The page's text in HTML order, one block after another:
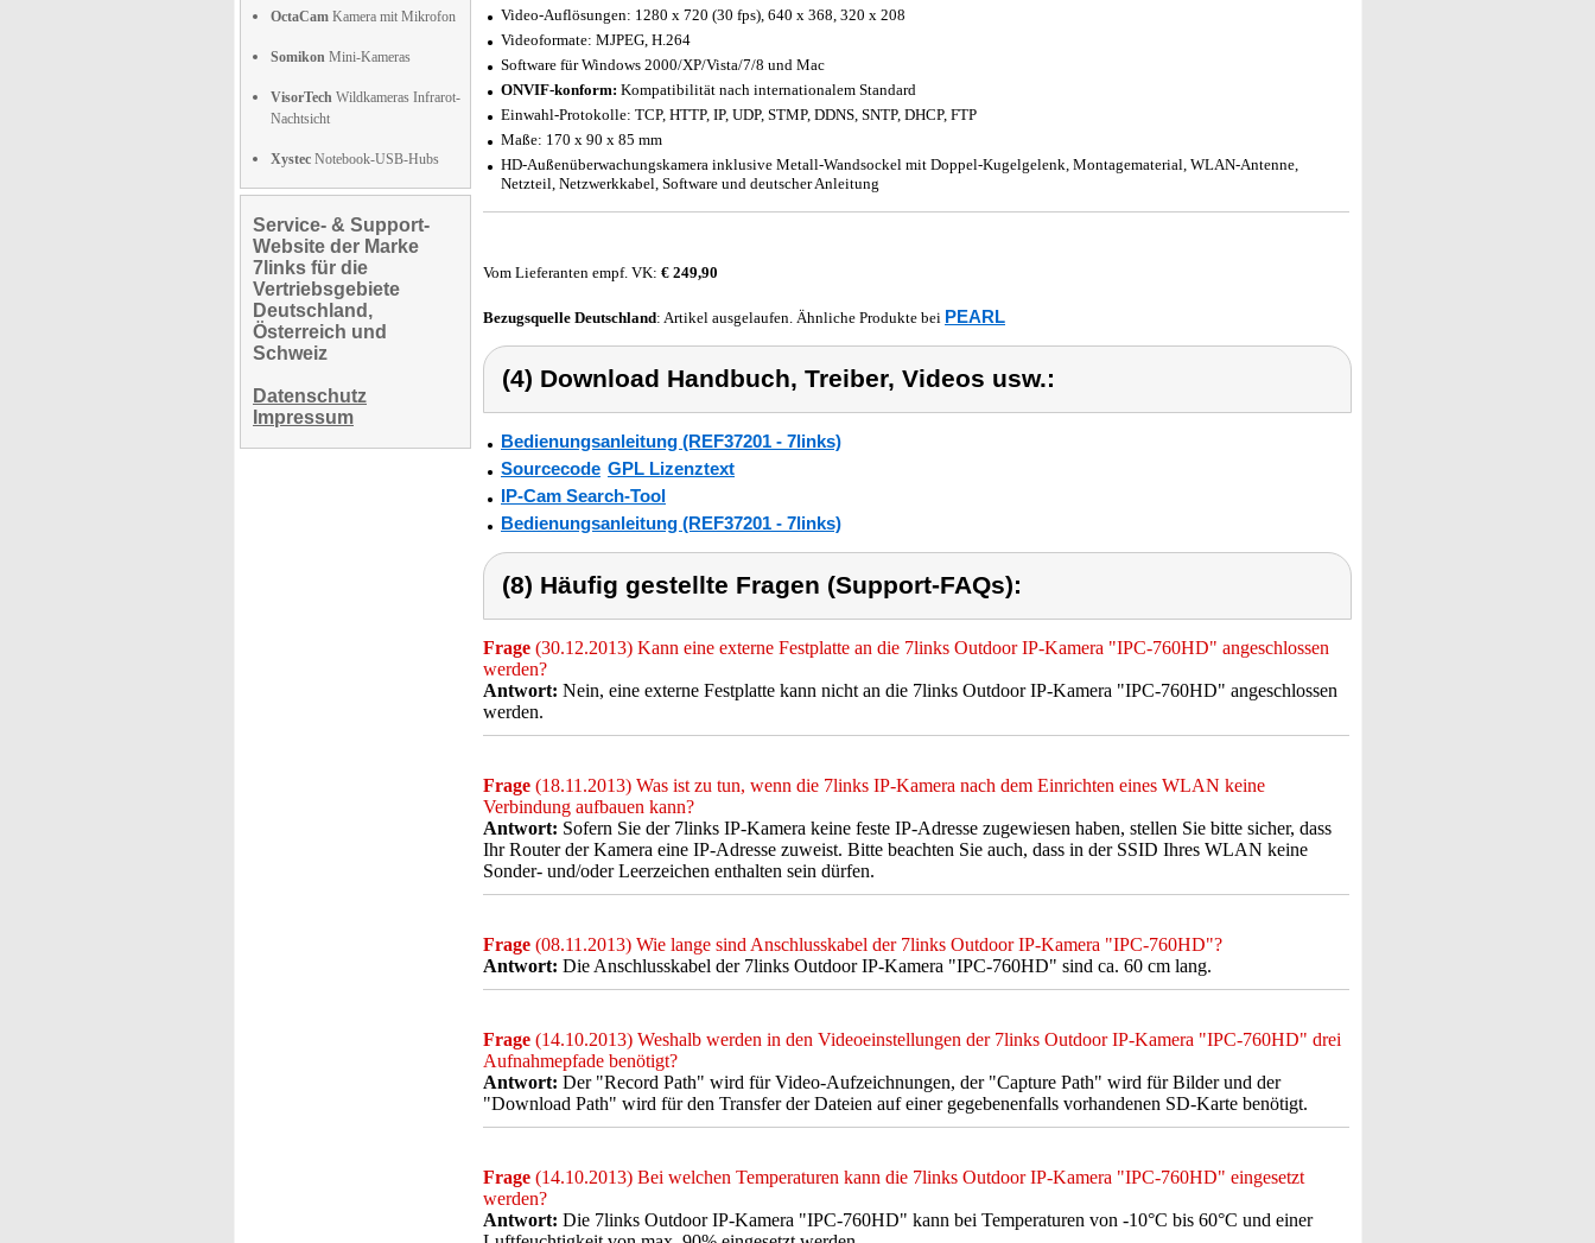
OctaCam Kamera mit Mikrofon
Somikon Mini-Kameras
VisorTech Wildkameras Infrarot-
Nachtsicht
Xystec Notebook-USB-Hubs
Service- & Support-
Website der Marke
7links für die
Vertriebsgebiete
Deutschland,
Österreich und
Schweiz
Datenschutz
Impressum
Video-Auflösungen: 1280 x 720 (30 fps), 640 x 368, 320 x 208
Videoformate: MJPEG, H.264
Software für Windows 2000/XP/Vista/7/8 und Mac
ONVIF-konform: Kompatibilität nach internationalem Standard
Einwahl-Protokolle: TCP, HTTP, IP, UDP, STMP, DDNS, SNTP, DHCP, FTP
Maße: 170 x 90 x 85 mm
HD-Außenüberwachungskamera inklusive Metall-Wandsockel mit Doppel-Kugelgelenk, Montagematerial, WLAN-Antenne,
Netzteil, Netzwerkkabel, Software und deutscher Anleitung
Vom Lieferanten empf. VK: € 249,90
Bezugsquelle Deutschland: Artikel ausgelaufen. Ähnliche Produkte bei PEARL
(4) Download Handbuch, Treiber, Videos usw.:
Bedienungsanleitung (REF37201 - 7links)
Sourcecode GPL Lizenztext
IP-Cam Search-Tool
Bedienungsanleitung (REF37201 - 7links)
(8) Häufig gestellte Fragen (Support-FAQs):
Frage (30.12.2013) Kann eine externe Festplatte an die 7links Outdoor IP-Kamera "IPC-760HD" angeschlossen
werden?
Antwort: Nein, eine externe Festplatte kann nicht an die 7links Outdoor IP-Kamera "IPC-760HD" angeschlossen
werden.
Frage (18.11.2013) Was ist zu tun, wenn die 7links IP-Kamera nach dem Einrichten eines WLAN keine
Verbindung aufbauen kann?
Antwort: Sofern Sie der 7links IP-Kamera keine feste IP-Adresse zugewiesen haben, stellen Sie bitte sicher, dass
Ihr Router der Kamera eine IP-Adresse zuweist. Bitte beachten Sie auch, dass in der SSID Ihres WLAN keine
Sonder- und/oder Leerzeichen enthalten sein dürfen.
Frage (08.11.2013) Wie lange sind Anschlusskabel der 7links Outdoor IP-Kamera "IPC-760HD"?
Antwort: Die Anschlusskabel der 7links Outdoor IP-Kamera "IPC-760HD" sind ca. 60 cm lang.
Frage (14.10.2013) Weshalb werden in den Videoeinstellungen der 7links Outdoor IP-Kamera "IPC-760HD" drei
Aufnahmepfade benötigt?
Antwort: Der "Record Path" wird für Video-Aufzeichnungen, der "Capture Path" wird für Bilder und der
"Download Path" wird für den Transfer der Dateien auf einer gegebenenfalls vorhandenen SD-Karte benötigt.
Frage (14.10.2013) Bei welchen Temperaturen kann die 7links Outdoor IP-Kamera "IPC-760HD" eingesetzt
werden?
Antwort: Die 7links Outdoor IP-Kamera "IPC-760HD" kann bei Temperaturen von -10°C bis 60°C und einer